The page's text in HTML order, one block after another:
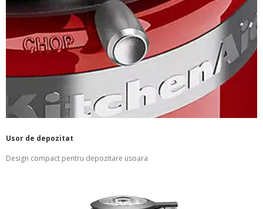
Usor de depozitat
Design compact pentru depozitare usoara